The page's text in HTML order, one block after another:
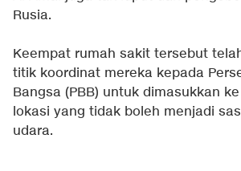
Rusia.
Keempat rumah sakit tersebut
titik koordinat mereka kepada
Bangsa (PBB) untuk dimasukkan
lokasi yang tidak boleh menjadi
udara.